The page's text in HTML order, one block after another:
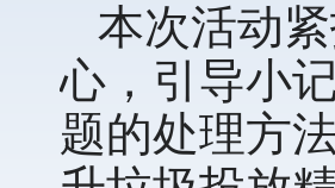
本次活动
心，引导小
题的处理方